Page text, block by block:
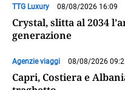
TTG Luxury 08/08/2026 16:09
Crystal, slitta al 2034
generazione
Agenzie viaggi 08/08/2026
Capri, Costiera e